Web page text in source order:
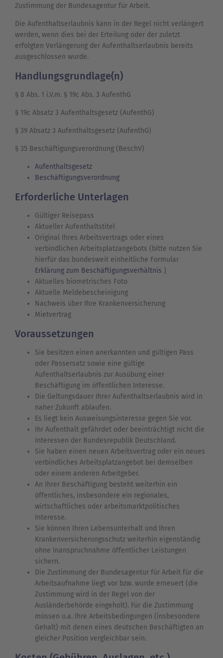
Zustimmung der Bundesagentur für Arbeit.
Die Aufenthaltserlaubnis kann in der Regel nicht verlängert
werden, wenn dies bei der Erteilung oder der zuletzt
erfolgten Verlängerung der Aufenthaltserlaubnis bereits
ausgeschlossen wurde.
Handlungsgrundlage(n)
§ 8 Abs. 1 i.V.m. § 19c Abs. 3 AufenthG
§ 19c Absatz 3 Aufenthaltsgesetz (AufenthG)
§ 39 Absatz 3 Aufenthaltsgesetz (AufenthG)
§ 35 Beschäftigungsverordnung (BeschV)
Aufenthaltsgesetz
Beschäftigungsverordnung
Erforderliche Unterlagen
Gültiger Reisepass
Aktueller Aufenthaltstitel
Original Ihres Arbeitsvertrags oder eines
verbindlichen Arbeitsplatzangebots (bitte nutzen Sie
hierfür das bundesweit einheitliche Formular
Erklärung zum Beschäftigungsverhältnis )
Aktuelles biometrisches Foto
Aktuelle Meldebescheinigung
Nachweis über Ihre Krankenversicherung
Mietvertrag
Voraussetzungen
Sie besitzen einen anerkannten und gültigen Pass
oder Passersatz sowie eine gültige
Aufenthaltserlaubnis zur Ausübung einer
Beschäftigung im öffentlichen Interesse.
Die Geltungsdauer Ihrer Aufenthaltserlaubnis wird in
naher Zukunft ablaufen.
Es liegt kein Ausweisungsinteresse gegen Sie vor.
Ihr Aufenthalt gefährdet oder beeinträchtigt nicht die
Interessen der Bundesrepublik Deutschland.
Sie haben einen neuen Arbeitsvertrag oder ein neues
verbindliches Arbeitsplatzangebot bei demselben
oder einem anderen Arbeitgeber.
An Ihrer Beschäftigung besteht weiterhin ein
öffentliches, insbesondere ein regionales,
wirtschaftliches oder arbeitsmarktpolitisches
Interesse.
Sie können Ihren Lebensunterhalt und Ihren
Krankenversicherungsschutz weiterhin eigenständig
ohne Inanspruchnahme öffentlicher Leistungen
sichern.
Die Zustimmung der Bundesagentur für Arbeit für die
Arbeitsaufnahme liegt vor bzw. wurde erneuert (die
Zustimmung wird in der Regel von der
Ausländerbehörde eingeholt). Für die Zustimmung
müssen u.a. Ihre Arbeitsbedingungen (insbesondere
Gehalt) mit denen eines deutschen Beschäftigten an
gleicher Position vergleichbar sein.